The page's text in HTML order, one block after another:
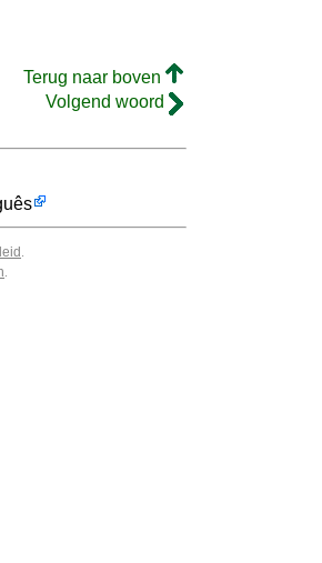
Terug naar boven
Volgend woord
.
.